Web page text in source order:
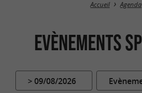
Accueil Agenda
Evènements
> 09/08/2026